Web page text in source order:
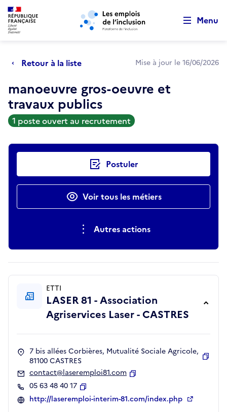
Aller au menu principal Aller au contenu principal
Menu
Retour à la liste Mise à jour le 16/06/2026
manoeuvre gros-oeuvre et
travaux publics
1 poste ouvert au recrutement
Actions rapides Postuler
Voir tous les métiers
Autres actions
ETTI
LASER 81 - Association
Agriservices Laser - CASTRES
7 bis allées Corbières, Mutualité Sociale Agricole,
81100 CASTRES
contact@laseremploi81.com
05 63 48 40 17
Copier
http://laseremploi-interim-81.com/index.php
Retour au début de la page
Panneau de gestion des cookies